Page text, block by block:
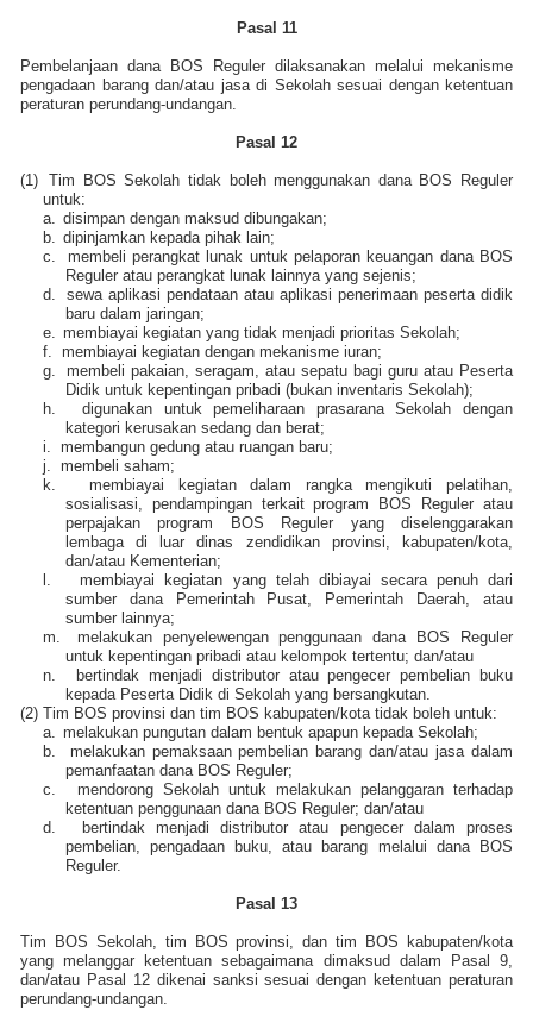
Pasal 11
Pembelanjaan dana BOS Reguler dilaksanakan melalui mekanisme
pengadaan barang dan/atau jasa di Sekolah sesuai dengan ketentuan
peraturan perundang-undangan.
Pasal 12
(1)
Tim BOS Sekolah tidak boleh menggunakan dana BOS Reguler
untuk:
a.
disimpan dengan maksud dibungakan;
b.
dipinjamkan kepada pihak lain;
c.
membeli perangkat lunak untuk pelaporan keuangan dana BOS
Reguler atau perangkat lunak lainnya yang sejenis;
d.
sewa aplikasi pendataan atau aplikasi penerimaan peserta didik
baru dalam jaringan;
e.
membiayai kegiatan yang tidak menjadi prioritas Sekolah;
f.
membiayai kegiatan dengan mekanisme iuran;
g.
membeli pakaian, seragam, atau sepatu bagi guru atau Peserta
Didik untuk kepentingan pribadi (bukan inventaris Sekolah);
h.
digunakan untuk pemeliharaan prasarana Sekolah dengan
kategori kerusakan sedang dan berat;
i.
membangun gedung atau ruangan baru;
j.
membeli saham;
k.
membiayai kegiatan dalam rangka mengikuti pelatihan,
sosialisasi, pendampingan terkait program BOS Reguler atau
perpajakan program BOS Reguler yang diselenggarakan
lembaga di luar dinas zendidikan provinsi, kabupaten/kota,
dan/atau Kementerian;
l.
membiayai kegiatan yang telah dibiayai secara penuh dari
sumber dana Pemerintah Pusat, Pemerintah Daerah, atau
sumber lainnya;
m.
melakukan penyelewengan penggunaan dana BOS Reguler
untuk kepentingan pribadi atau kelompok tertentu; dan/atau
n.
bertindak menjadi distributor atau pengecer pembelian buku
kepada Peserta Didik di Sekolah yang bersangkutan.
(2) Tim BOS provinsi dan tim BOS kabupaten/kota tidak boleh untuk:
a.
melakukan pungutan dalam bentuk apapun kepada Sekolah;
b.
melakukan pemaksaan pembelian barang dan/atau jasa dalam
pemanfaatan dana BOS Reguler;
c.
mendorong Sekolah untuk melakukan pelanggaran terhadap
ketentuan penggunaan dana BOS Reguler; dan/atau
d.
bertindak menjadi distributor atau pengecer dalam proses
pembelian, pengadaan buku, atau barang melalui dana BOS
Reguler.
Pasal 13
Tim BOS Sekolah, tim BOS provinsi, dan tim BOS kabupaten/kota
yang melanggar ketentuan sebagaimana dimaksud dalam Pasal 9,
dan/atau Pasal 12 dikenai sanksi sesuai dengan ketentuan peraturan
perundang-undangan.